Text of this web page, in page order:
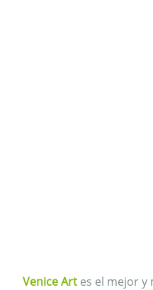
Venice Art es el mejor y